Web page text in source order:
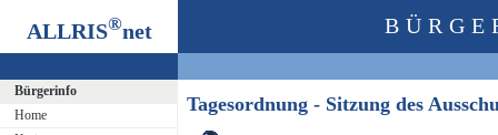
ALLRIS®net
Bürgerinfo
Home
Tagesordnung - Sitzung des